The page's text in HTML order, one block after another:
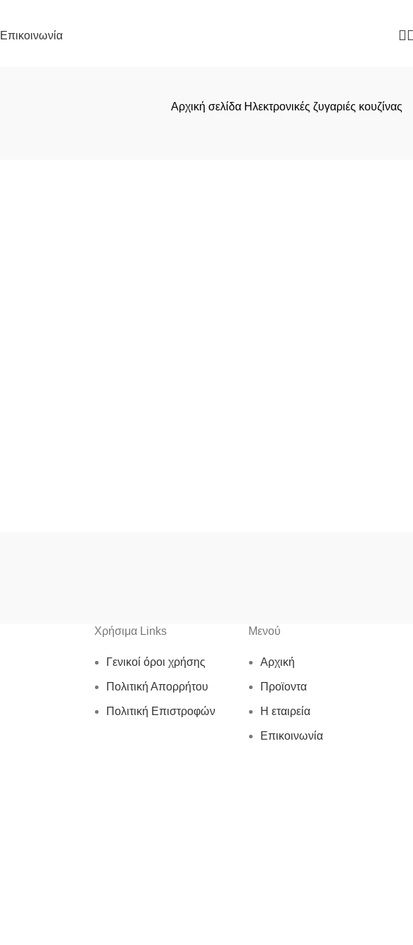
Επικοινωνία
Αρχική σελίδα Ηλεκτρονικές ζυγαριές κουζίνας
Χρήσιμα Links
Γενικοί όροι χρήσης
Πολιτική Απορρήτου
Πολιτική Επιστροφών
Μενού
Αρχική
Προϊοντα
Η εταιρεία
Επικοινωνία